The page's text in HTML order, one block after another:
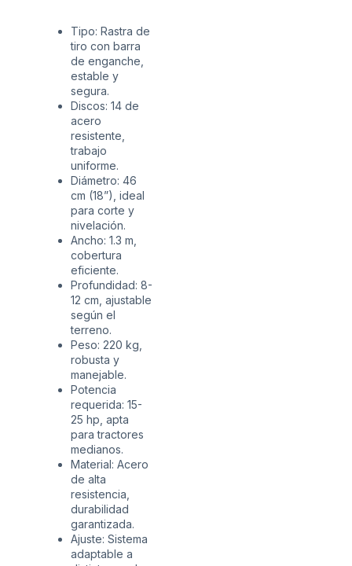
Tipo: Rastra de
tiro con barra
de enganche,
estable y
segura.
Discos: 14 de
acero
resistente,
trabajo
uniforme.
Diámetro: 46
cm (18”), ideal
para corte y
nivelación.
Ancho: 1.3 m,
cobertura
eficiente.
Profundidad: 8-
12 cm, ajustable
según el
terreno.
Peso: 220 kg,
robusta y
manejable.
Potencia
requerida: 15-
25 hp, apta
para tractores
medianos.
Material: Acero
de alta
resistencia,
durabilidad
garantizada.
Ajuste: Sistema
adaptable a